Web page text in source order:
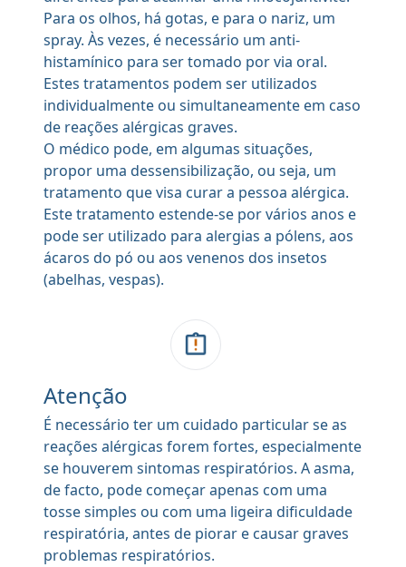
Para os olhos, há gotas, e para o nariz, um
spray. Às vezes, é necessário um anti-
histamínico para ser tomado por via oral.
Estes tratamentos podem ser utilizados
individualmente ou simultaneamente em caso
de reações alérgicas graves.
O médico pode, em algumas situações,
propor uma dessensibilização, ou seja, um
tratamento que visa curar a pessoa alérgica.
Este tratamento estende-se por vários anos e
pode ser utilizado para alergias a pólens, aos
ácaros do pó ou aos venenos dos insetos
(abelhas, vespas).
Atenção
É necessário ter um cuidado particular se as
reações alérgicas forem fortes, especialmente
se houverem sintomas respiratórios. A asma,
de facto, pode começar apenas com uma
tosse simples ou com uma ligeira dificuldade
respiratória, antes de piorar e causar graves
problemas respiratórios.